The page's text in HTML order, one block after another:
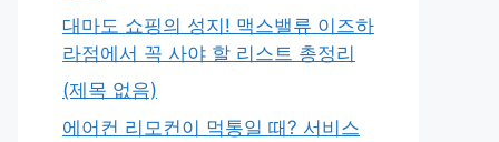
대마도 쇼핑의 성지! 맥스밸류 이즈하
라점에서 꼭 사야 할 리스트 총정리
(제목 없음)
에어컨 리모컨이 먹통일 때? 서비스